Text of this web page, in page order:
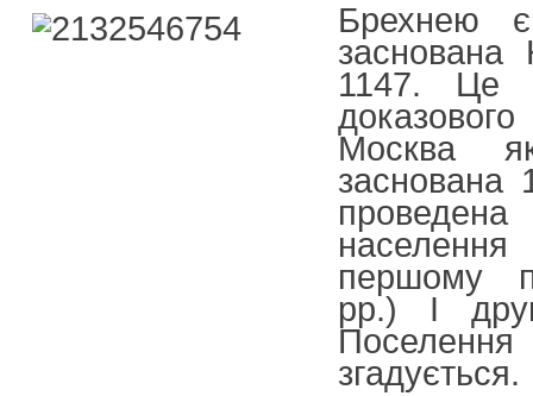
Брехнею
1147. Це
Москва
заснована
першому
pp.) І
згадується.